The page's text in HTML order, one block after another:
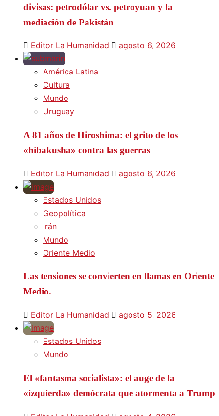
divisas: petrodólar vs. petroyuan y la
mediación de Pakistán
Editor La Humanidad agosto 6, 2026
América Latina
Cultura
Mundo
Uruguay
A 81 años de Hiroshima: el grito de los
«hibakusha» contra las guerras
Editor La Humanidad agosto 6, 2026
Estados Unidos
Geopolítica
Irán
Mundo
Oriente Medio
Las tensiones se convierten en llamas en Oriente
Medio.
Editor La Humanidad agosto 5, 2026
Estados Unidos
Mundo
El «fantasma socialista»: el auge de la
«izquierda» demócrata que atormenta a Trump